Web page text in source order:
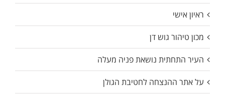
ראיון אישי
מכון טיהור גוש דן
העיר התחתית נושאת פניה מעלה
על אתר ההנצחה לחטיבת הגולן